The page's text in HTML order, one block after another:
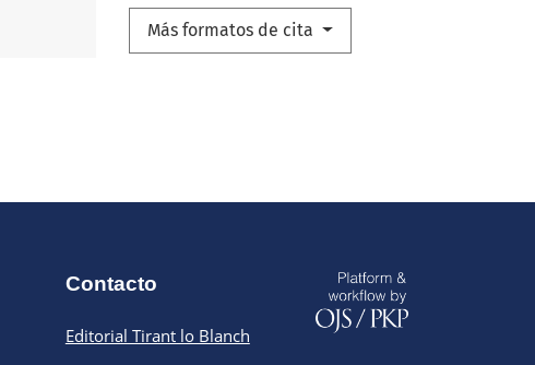
Más formatos de cita
Contacto
Editorial Tirant lo Blanch